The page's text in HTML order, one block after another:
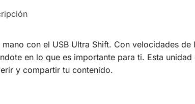
con el USB Ultra Shift. Con velocidades de
en lo que es importante para ti. Esta
y compartir tu contenido.